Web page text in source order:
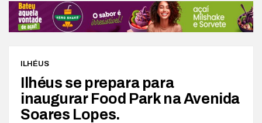
ILHÉUS
Ilhéus se prepara para
inaugurar Food Park na Avenida
Soares Lopes.